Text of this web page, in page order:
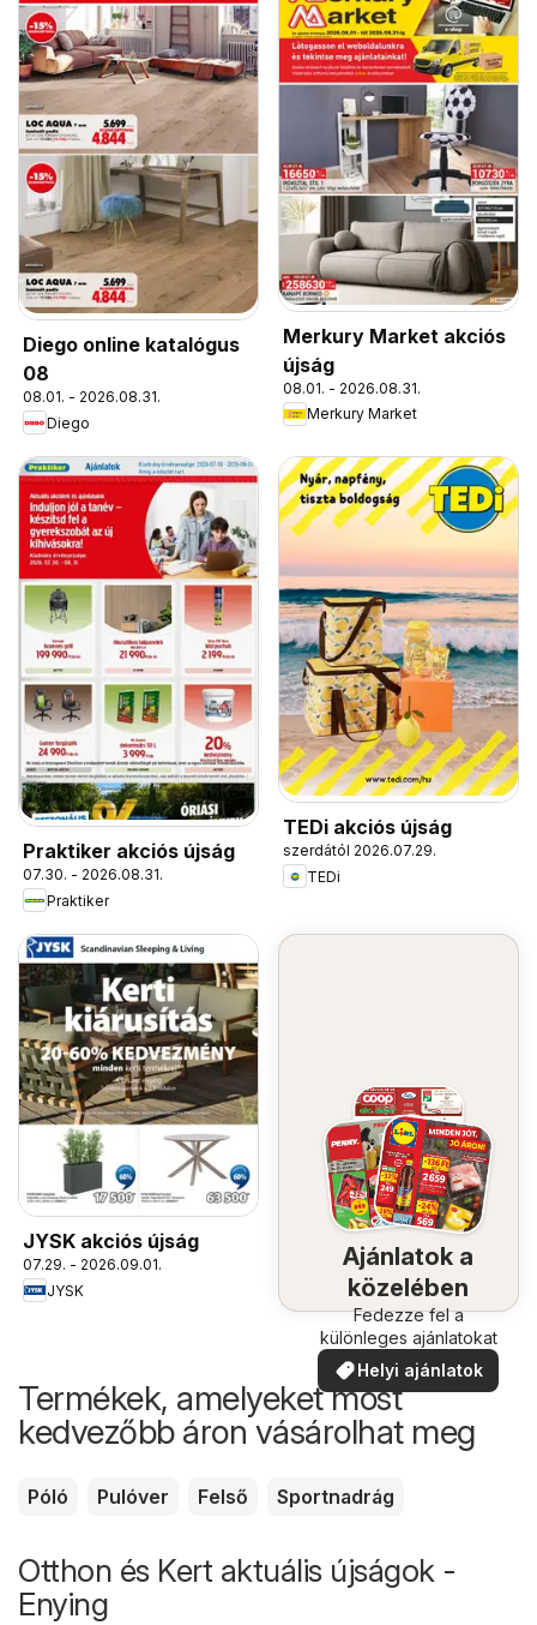
Diego online katalógus
08
08.01. - 2026.08.31.
Diego
Merkury Market akciós
újság
08.01. - 2026.08.31.
Merkury Market
Praktiker akciós újság
07.30. - 2026.08.31.
Praktiker
TEDi akciós újság
szerdától 2026.07.29.
TEDi
JYSK akciós újság
07.29. - 2026.09.01.
JYSK
Ajánlatok a
közelében
Fedezze fel a
különleges ajánlatokat
Helyi ajánlatok
Termékek, amelyeket most
kedvezőbb áron vásárolhat meg
Póló Pulóver Felső Sportnadrág
Otthon és Kert aktuális újságok -
Enying